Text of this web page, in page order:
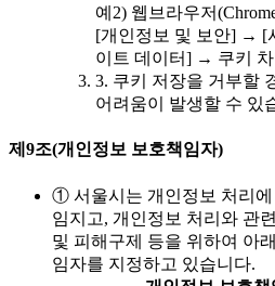
예2) 웹브라우저
[개인정보 및 보안] → [
이트 데이터] → 쿠키 차
3. 쿠키 저장을 거부할
어려움이 발생할 수 있
제9조(개인정보 보호책임자)
① 서울시는 개인정보 처리
임지고, 개인정보 처리와 관
및 피해구제 등을 위하여 아
임자를 지정하고 있습니다.